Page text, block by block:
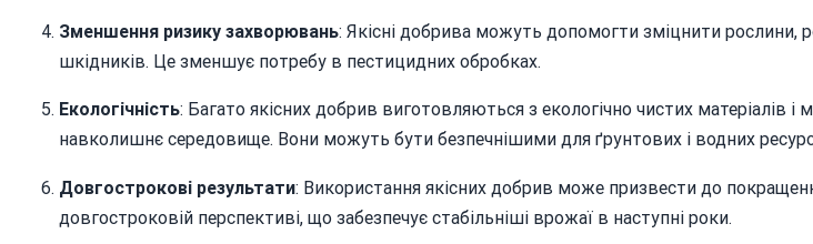
Зменшення ризику захворювань: Якісні добрива можуть допомогти зміцнити рослини,
шкідників. Це зменшує потребу в пестицидних обробках.
Екологічність: Багато якісних добрив виготовляються з екологічно чистих матеріалів
навколишнє середовище. Вони можуть бути безпечнішими для ґрунтових і водних
Довгострокові результати: Використання якісних добрив може призвести до
довгостроковій перспективі, що забезпечує стабільніші врожаї в наступні роки.